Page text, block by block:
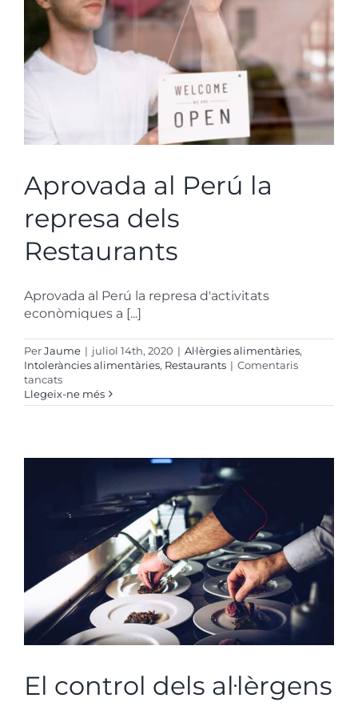
Aprovada al Perú la
represa dels
Restaurants
Aprovada al Perú la represa d'activitats
econòmiques a [...]
PerJaume | juliol 14th, 2020 | Al·lèrgies alimentàries,
Intoleràncies alimentàries, Restaurants | Comentaris
tancatsa
Aprobada
en
Restaurantes
Llegeix-ne més
El control dels al·lèrgens